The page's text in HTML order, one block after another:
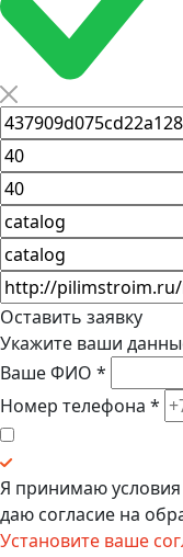
Оставить заявку
Укажите ваши
Ваше ФИО *
Номер телефона *
Я принимаю условия
даю согласие на
Установите ваше